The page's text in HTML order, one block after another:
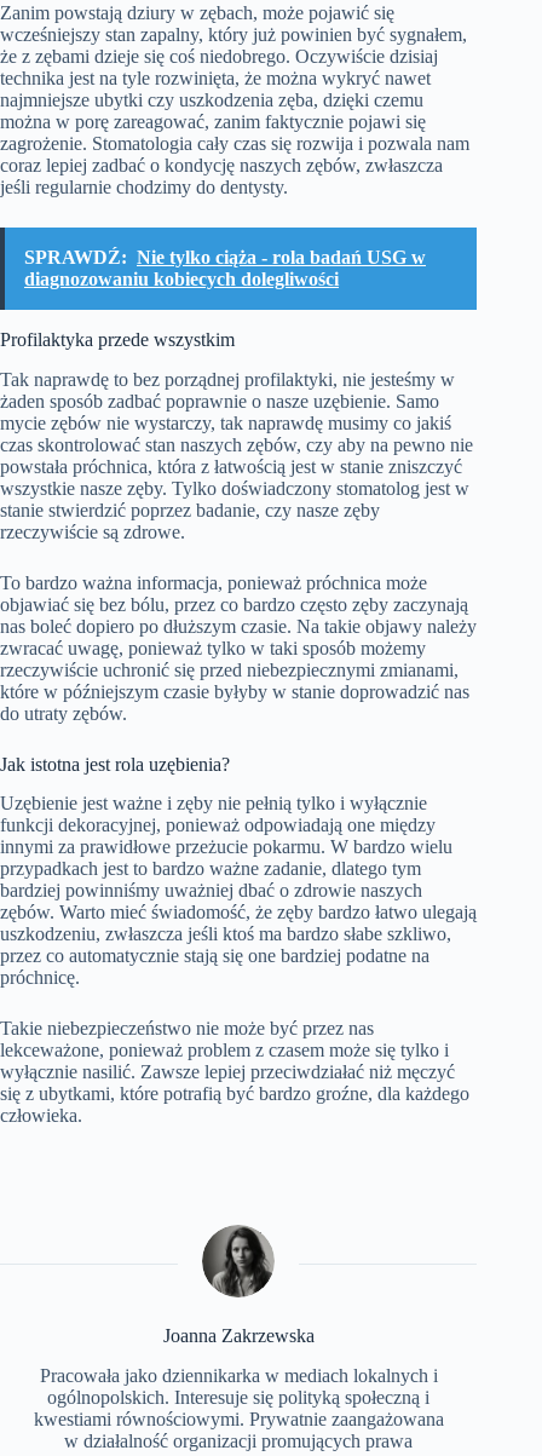
Zanim powstają dziury w zębach, może pojawić się
wcześniejszy stan zapalny, który już powinien być sygnałem,
że z zębami dzieje się coś niedobrego. Oczywiście dzisiaj
technika jest na tyle rozwinięta, że można wykryć nawet
najmniejsze ubytki czy uszkodzenia zęba, dzięki czemu
można w porę zareagować, zanim faktycznie pojawi się
zagrożenie. Stomatologia cały czas się rozwija i pozwala nam
coraz lepiej zadbać o kondycję naszych zębów, zwłaszcza
jeśli regularnie chodzimy do dentysty.
SPRAWDŹ: Nie tylko ciąża - rola badań USG w
diagnozowaniu kobiecych dolegliwości
Profilaktyka przede wszystkim
Tak naprawdę to bez porządnej profilaktyki, nie jesteśmy w
żaden sposób zadbać poprawnie o nasze uzębienie. Samo
mycie zębów nie wystarczy, tak naprawdę musimy co jakiś
czas skontrolować stan naszych zębów, czy aby na pewno nie
powstała próchnica, która z łatwością jest w stanie zniszczyć
wszystkie nasze zęby. Tylko doświadczony stomatolog jest w
stanie stwierdzić poprzez badanie, czy nasze zęby
rzeczywiście są zdrowe.
To bardzo ważna informacja, ponieważ próchnica może
objawiać się bez bólu, przez co bardzo często zęby zaczynają
nas boleć dopiero po dłuższym czasie. Na takie objawy należy
zwracać uwagę, ponieważ tylko w taki sposób możemy
rzeczywiście uchronić się przed niebezpiecznymi zmianami,
które w późniejszym czasie byłyby w stanie doprowadzić nas
do utraty zębów.
Jak istotna jest rola uzębienia?
Uzębienie jest ważne i zęby nie pełnią tylko i wyłącznie
funkcji dekoracyjnej, ponieważ odpowiadają one między
innymi za prawidłowe przeżucie pokarmu. W bardzo wielu
przypadkach jest to bardzo ważne zadanie, dlatego tym
bardziej powinniśmy uważniej dbać o zdrowie naszych
zębów. Warto mieć świadomość, że zęby bardzo łatwo ulegają
uszkodzeniu, zwłaszcza jeśli ktoś ma bardzo słabe szkliwo,
przez co automatycznie stają się one bardziej podatne na
próchnicę.
Takie niebezpieczeństwo nie może być przez nas
lekceważone, ponieważ problem z czasem może się tylko i
wyłącznie nasilić. Zawsze lepiej przeciwdziałać niż męczyć
się z ubytkami, które potrafią być bardzo groźne, dla każdego
człowieka.
Joanna Zakrzewska
Pracowała jako dziennikarka w mediach lokalnych i
ogólnopolskich. Interesuje się polityką społeczną i
kwestiami równościowymi. Prywatnie zaangażowana
w działalność organizacji promujących prawa